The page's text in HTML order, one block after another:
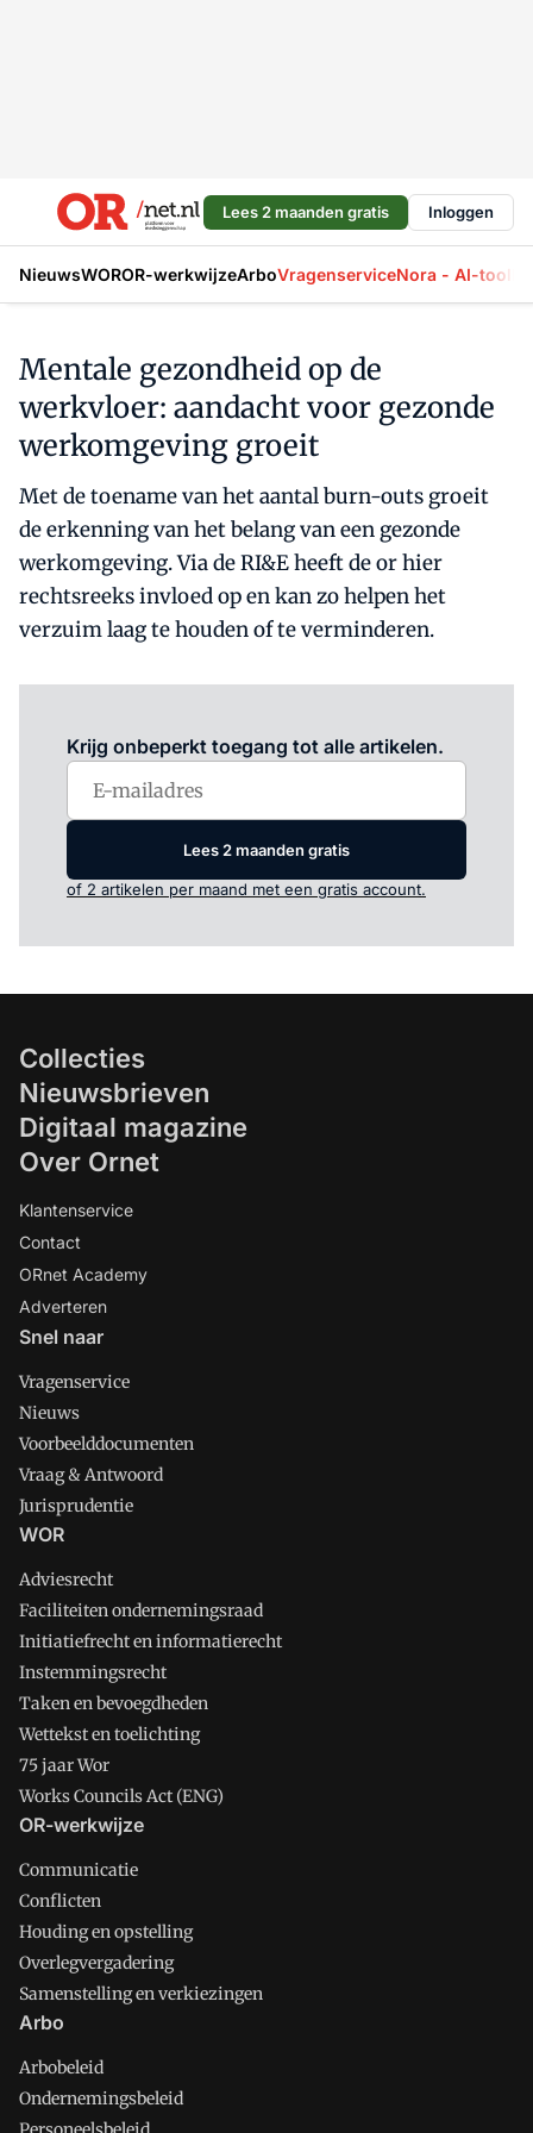
Lees 2 maanden gratis Inloggen
NieuwsWOROR-werkwijzeArboVragenserviceNora - AI-tool
Mentale gezondheid op de
werkvloer: aandacht voor gezonde
werkomgeving groeit
Met de toename van het aantal burn-outs groeit
de erkenning van het belang van een gezonde
werkomgeving. Via de RI&E heeft de or hier
rechtsreeks invloed op en kan zo helpen het
verzuim laag te houden of te verminderen.
Krijg onbeperkt toegang tot alle artikelen.
Lees 2 maanden gratis
of 2 artikelen per maand met een gratis account.
Collecties
Nieuwsbrieven
Digitaal magazine
Over Ornet
Klantenservice
Contact
ORnet Academy
Adverteren
Snel naar
Vragenservice
Nieuws
Voorbeelddocumenten
Vraag & Antwoord
Jurisprudentie
WOR
Adviesrecht
Faciliteiten ondernemingsraad
Initiatiefrecht en informatierecht
Instemmingsrecht
Taken en bevoegdheden
Wettekst en toelichting
75 jaar Wor
Works Councils Act (ENG)
OR-werkwijze
Communicatie
Conflicten
Houding en opstelling
Overlegvergadering
Samenstelling en verkiezingen
Arbo
Arbobeleid
Ondernemingsbeleid